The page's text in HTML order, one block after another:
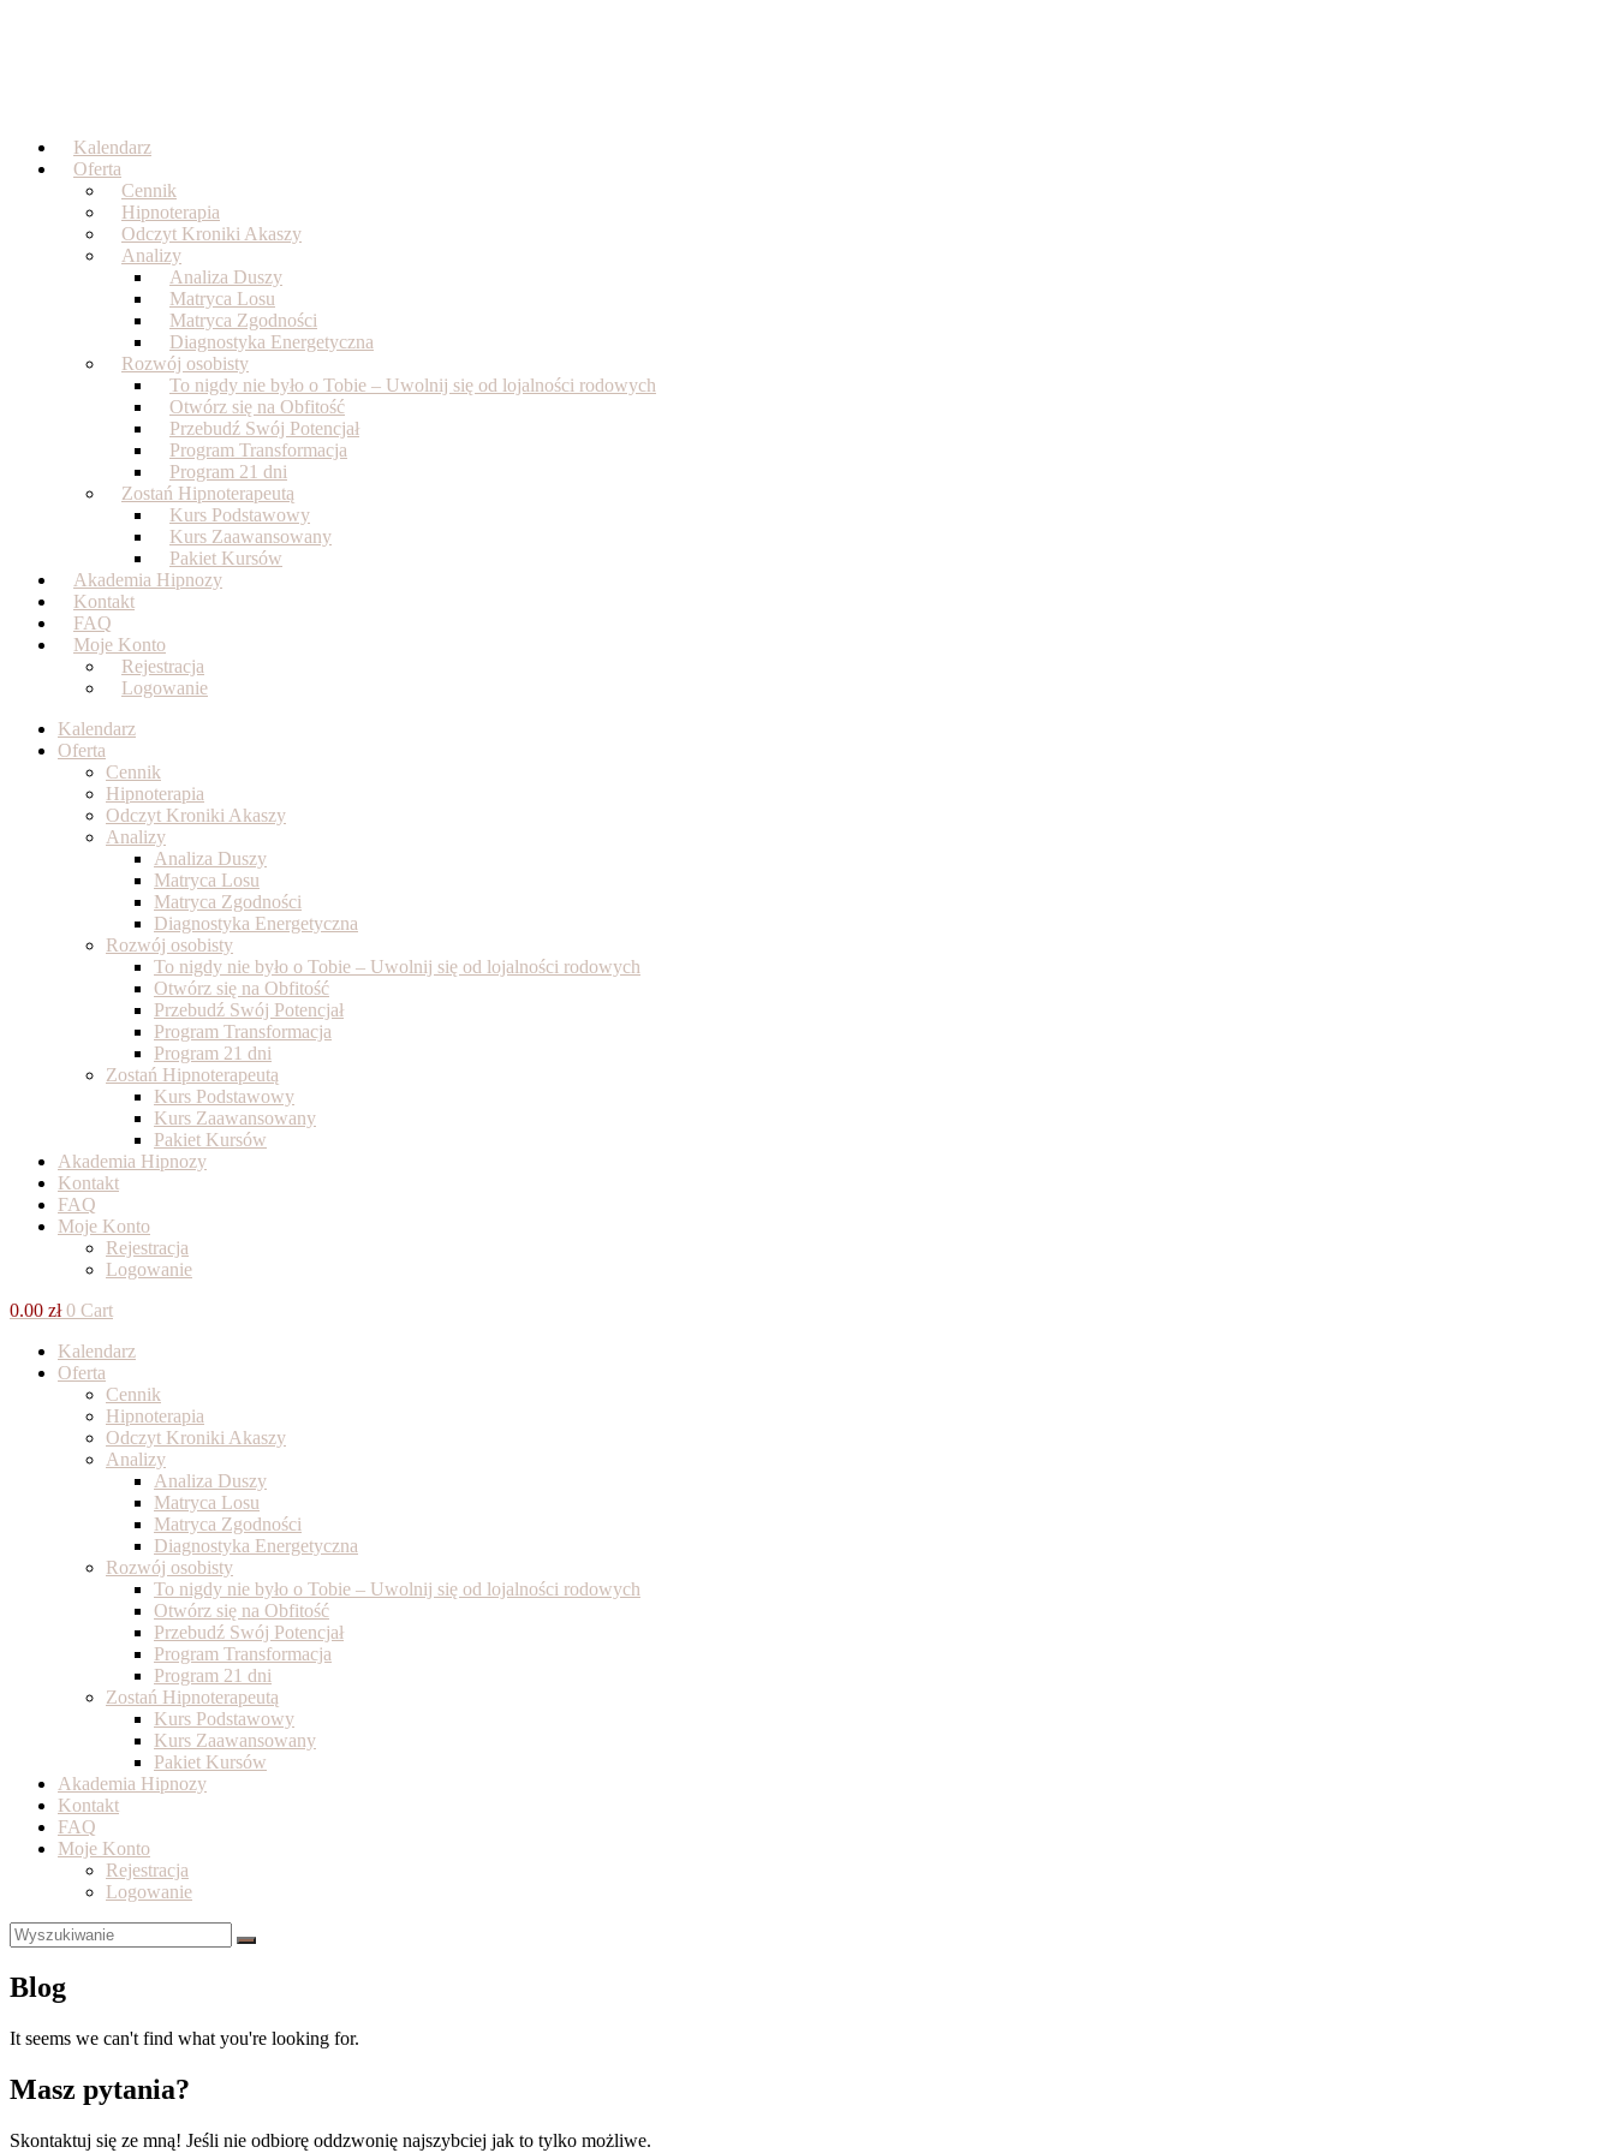
Kalendarz
Oferta
Cennik
Hipnoterapia
Odczyt Kroniki Akaszy
Analizy
Analiza Duszy
Matryca Losu
Matryca Zgodności
Diagnostyka Energetyczna
Rozwój osobisty
To nigdy nie było o Tobie – Uwolnij się od lojalności rodowych
Otwórz się na Obfitość
Przebudź Swój Potencjał
Program Transformacja
Program 21 dni
Zostań Hipnoterapeutą
Kurs Podstawowy
Kurs Zaawansowany
Pakiet Kursów
Akademia Hipnozy
Kontakt
FAQ
Moje Konto
Rejestracja
Logowanie
Kalendarz
Oferta
Cennik
Hipnoterapia
Odczyt Kroniki Akaszy
Analizy
Analiza Duszy
Matryca Losu
Matryca Zgodności
Diagnostyka Energetyczna
Rozwój osobisty
To nigdy nie było o Tobie – Uwolnij się od lojalności rodowych
Otwórz się na Obfitość
Przebudź Swój Potencjał
Program Transformacja
Program 21 dni
Zostań Hipnoterapeutą
Kurs Podstawowy
Kurs Zaawansowany
Pakiet Kursów
Akademia Hipnozy
Kontakt
FAQ
Moje Konto
Rejestracja
Logowanie
0.00 zł 0 Cart
Kalendarz
Oferta
Cennik
Hipnoterapia
Odczyt Kroniki Akaszy
Analizy
Analiza Duszy
Matryca Losu
Matryca Zgodności
Diagnostyka Energetyczna
Rozwój osobisty
To nigdy nie było o Tobie – Uwolnij się od lojalności rodowych
Otwórz się na Obfitość
Przebudź Swój Potencjał
Program Transformacja
Program 21 dni
Zostań Hipnoterapeutą
Kurs Podstawowy
Kurs Zaawansowany
Pakiet Kursów
Akademia Hipnozy
Kontakt
FAQ
Moje Konto
Rejestracja
Logowanie
Blog
It seems we can't find what you're looking for.
Masz pytania?
Skontaktuj się ze mną! Jeśli nie odbiorę oddzwonię najszybciej jak to tylko możliwe.